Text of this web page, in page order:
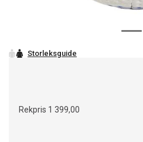
Rekpris 1 399,00